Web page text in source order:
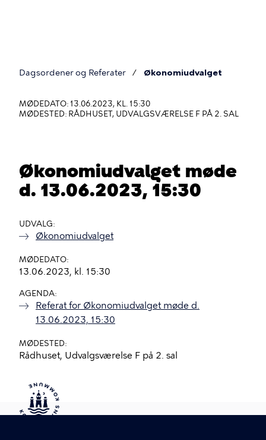
er
her
Dagsordener og Referater Økonomiudvalget
MØDEDATO: 13.06.2023, KL. 15:30
MØDESTED: RÅDHUSET, UDVALGSVÆRELSE F PÅ 2. SAL
Økonomiudvalget møde
d. 13.06.2023, 15:30
UDVALG
Økonomiudvalget
MØDEDATO
13.06.2023, kl. 15:30
AGENDA
Referat for Økonomiudvalget møde d.
13.06.2023, 15:30
MØDESTED
Rådhuset, Udvalgsværelse F på 2. sal